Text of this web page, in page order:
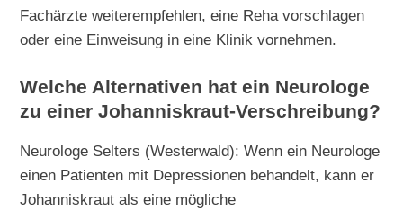
Fachärzte weiterempfehlen, eine Reha vorschlagen
oder eine Einweisung in eine Klinik vornehmen.
Welche Alternativen hat ein Neurologe
zu einer Johanniskraut-Verschreibung?
Neurologe Selters (Westerwald): Wenn ein Neurologe
einen Patienten mit Depressionen behandelt, kann er
Johanniskraut als eine mögliche